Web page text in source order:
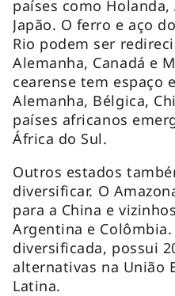
países como
Japão. O ferro e aço
Rio podem ser
Alemanha, Canadá e
cearense tem espaço
Alemanha, Bélgica,
países africanos
África do Sul.
Outros estados
diversificar. O
para a China e
Argentina e
diversificada, possui
alternativas na União
Latina.